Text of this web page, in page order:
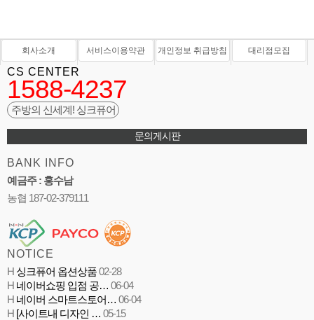
회사소개 서비스이용약관 개인정보 취급방침 대리점모집
CS CENTER
1588-4237
주방의 신세계! 싱크퓨어
문의게시판
BANK INFO
예금주 : 홍수남
농협 187-02-379111
NOTICE
H 싱크퓨어 옵션상품02-28
H 네이버쇼핑 입점 공… 06-04
H 네이버 스마트스토어… 06-04
H [사이트내 디자인 … 05-15